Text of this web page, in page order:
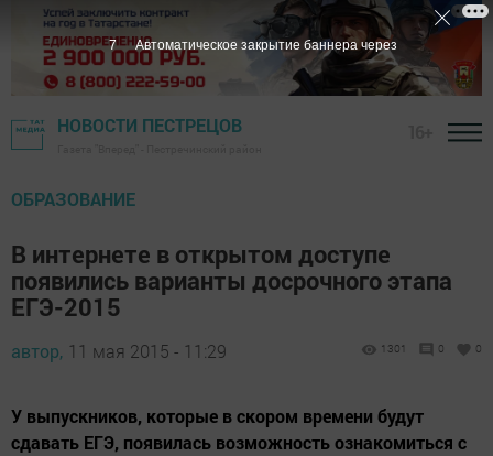
НОВОСТИ ПЕСТРЕЦОВ
ОБРАЗОВАНИЕ
В интернете в открытом доступе
появились варианты досрочного этапа
ЕГЭ-2015
автор, 11 мая 2015 - 11:29 1301 0 0
У выпускников, которые в скором времени будут
сдавать ЕГЭ, появилась возможность ознакомиться с
6 Автоматическое закрытие баннера через